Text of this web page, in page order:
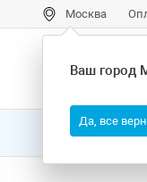
Ваш город
Да, все
Москва
Все товары